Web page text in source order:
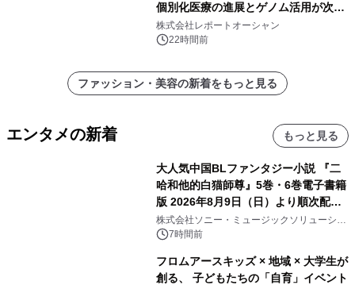
個別化医療の進展とゲノム活用が次世
代ヘルスケア投資を加速
株式会社レポートオーシャン
22時間前
ファッション・美容の新着をもっと見る
エンタメの新着 もっと見る
大人気中国BLファンタジー小説 『二
哈和他的白猫師尊』5巻・6巻電子書籍
版 2026年8月9日（日）より順次配信
開始
株式会社ソニー・ミュージックソリューショ
ンズ7時間前
フロムアースキッズ × 地域 × 大学生が
創る、 子どもたちの「自育」イベント